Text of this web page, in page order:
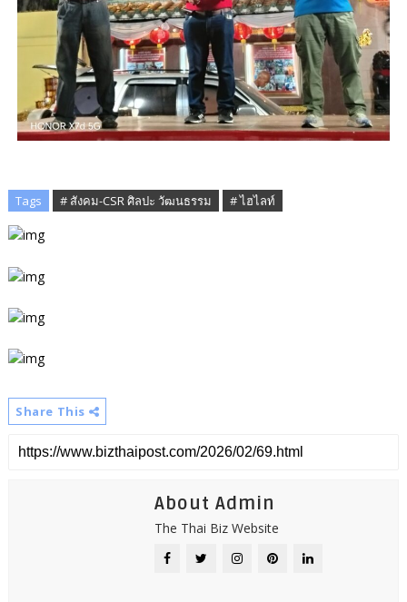
Tags # สังคม-CSR ศิลปะ วัฒนธรรม # ไฮไลท์
Share This
About Admin
The Thai Biz Website